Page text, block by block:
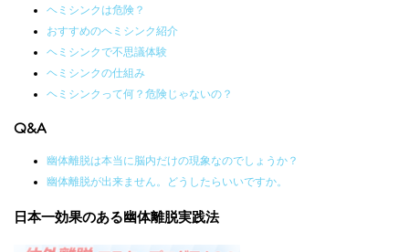
ヘミシンクは危険？
おすすめのヘミシンク紹介
ヘミシンクで不思議体験
ヘミシンクの仕組み
ヘミシンクって何？危険じゃないの？
Q&A
幽体離脱は本当に脳内だけの現象なのでしょうか？
幽体離脱が出来ません。どうしたらいいですか。
日本一効果のある幽体離脱実践法